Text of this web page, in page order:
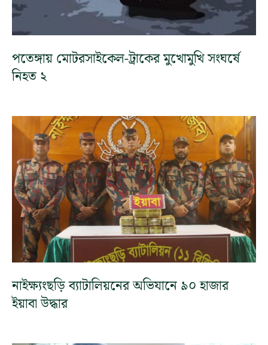
পতেঙ্গায় মোটরসাইকেল-ট্রাকের মুখোমুখি সংঘর্ষে
নিহত ২
নাইক্ষ্যংছড়ি ব্যাটালিয়নের অভিযানে ৯০ হাজার
ইয়াবা উদ্ধার